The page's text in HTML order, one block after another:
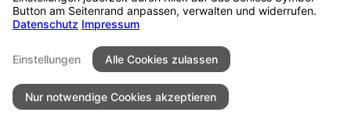
FAQ
RECHTLICHES
Impressum
Datenschutz
Button am Seitenrand anpassen, verwalten und widerrufen.
Datenschutz Impressum
Einstellungen Alle Cookies zulassen
Nur notwendige Cookies akzeptieren